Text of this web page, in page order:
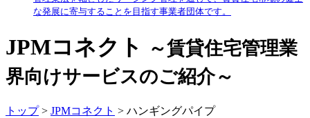
な発展に寄与することを目指す事業者団体です。
JPMコネクト
～賃貸住宅管理業
界向けサービスのご紹介～
トップ> JPMコネクト > ハンギングパイプ